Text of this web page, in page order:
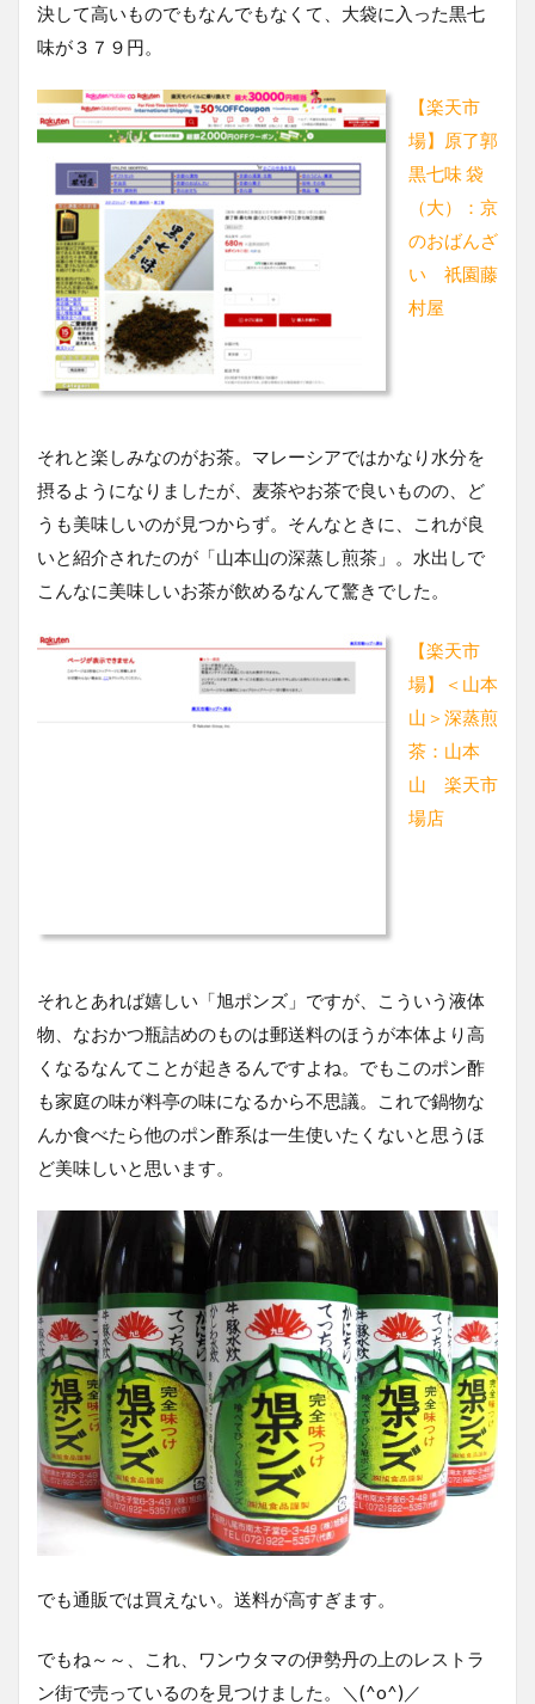
決して高いものでもなんでもなくて、大袋に入った黒七
味が３７９円。
【楽天市
場】原了郭
黒七味 袋
（大）：京
のおばんざ
い 祇園藤
村屋
それと楽しみなのがお茶。マレーシアではかなり水分を
摂るようになりましたが、麦茶やお茶で良いものの、ど
うも美味しいのが見つからず。そんなときに、これが良
いと紹介されたのが「山本山の深蒸し煎茶」。水出しで
こんなに美味しいお茶が飲めるなんて驚きでした。
【楽天市
場】＜山本
山＞深蒸煎
茶：山本
山 楽天市
場店
それとあれば嬉しい「旭ポンズ」ですが、こういう液体
物、なおかつ瓶詰めのものは郵送料のほうが本体より高
くなるなんてことが起きるんですよね。でもこのポン酢
も家庭の味が料亭の味になるから不思議。これで鍋物な
んか食べたら他のポン酢系は一生使いたくないと思うほ
ど美味しいと思います。
でも通販では買えない。送料が高すぎます。
でもね～～、これ、ワンウタマの伊勢丹の上のレストラ
ン街で売っているのを見つけました。＼(^o^)／